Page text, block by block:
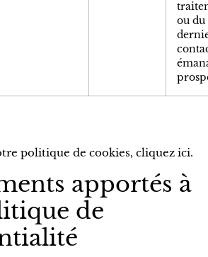
ou du
politique de cookies, cliquez ici.
apportés à
de